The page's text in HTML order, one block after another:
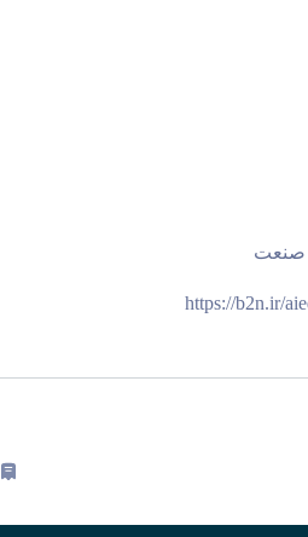
صنعت
https://b2n.ir/